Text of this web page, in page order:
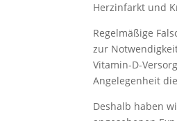
Herzinfarkt und
Regelmäßige
zur
Vitamin-D-
Angelegenheit
Deshalb haben